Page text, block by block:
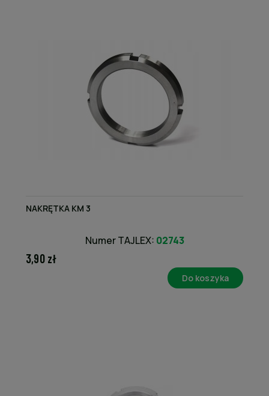
NAKRĘTKA KM 3
Numer TAJLEX: 02743
3,90 zł
Do koszyka